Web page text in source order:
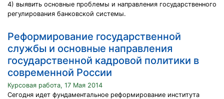
4) выявить основные проблемы и направления государственного
регулирования банковской системы.
Реформирование государственной
службы и основные направления
государственной кадровой политики в
современной России
Курсовая работа, 17 Мая 2014
Сегодня идет фундаментальное реформирование института